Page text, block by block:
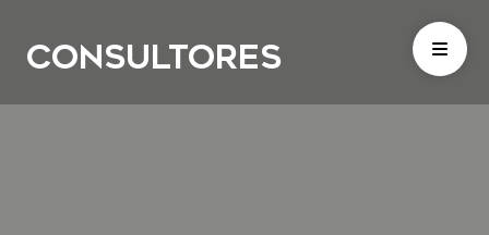
Consultores